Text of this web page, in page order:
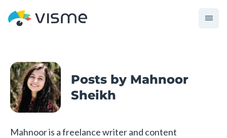
Posts by Mahnoor
Sheikh
Mahnoor is a freelance writer and content